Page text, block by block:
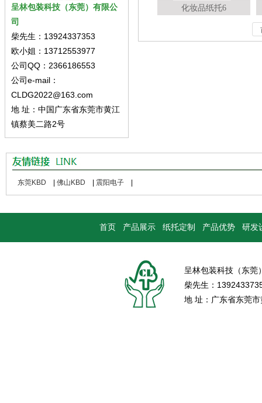
呈林包装科技（东莞）有限公
司
柴先生：13924337353
欧小姐：13712553977
公司QQ：2366186553
公司e-mail：
CLDG2022@163.com
地 址：中国广东省东莞市黄江
镇蔡美二路2号
化妆品纸托6
东莞KBD 佛山KBD 震阳电子
首页 产品展示 纸托定制 产品优势 研发
呈林包装科技（东
柴先生：
地 址：广东省东莞